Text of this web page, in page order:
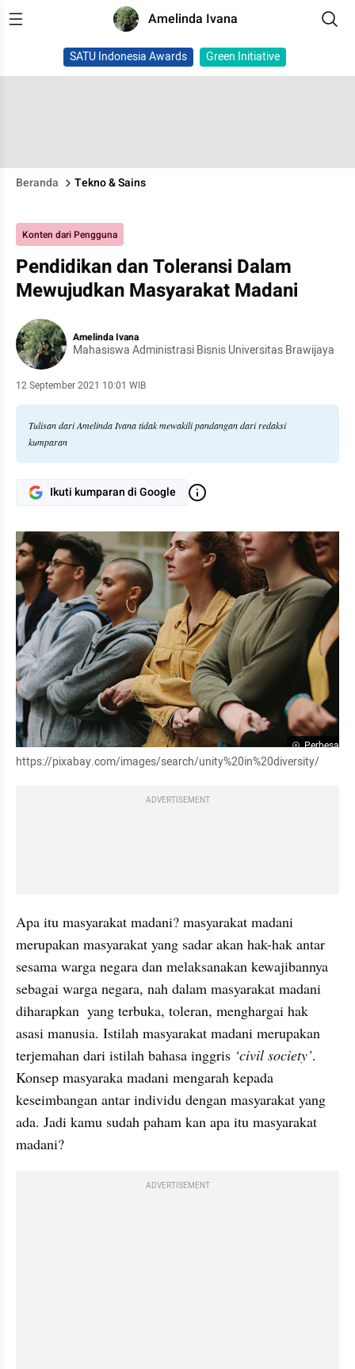
Amelinda Ivana
SATU Indonesia Awards Green Initiative
Beranda Tekno & Sains
Konten dari Pengguna
Pendidikan dan Toleransi Dalam
Mewujudkan Masyarakat Madani
Amelinda Ivana
Mahasiswa Administrasi Bisnis Universitas Brawijaya
12 September 2021 10:01 WIB
Tulisan dari Amelinda Ivana tidak mewakili pandangan dari redaksi
kumparan
Ikuti kumparan di Google
Perbesar
https://pixabay.com/images/search/unity%20in%20diversity/
ADVERTISEMENT
Apa itu masyarakat madani? masyarakat madani
merupakan masyarakat yang sadar akan hak-hak antar
sesama warga negara dan melaksanakan kewajibannya
sebagai warga negara, nah dalam masyarakat madani
diharapkan  yang terbuka, toleran, menghargai hak
asasi manusia. Istilah masyarakat madani merupakan
terjemahan dari istilah bahasa inggris ‘civil society’.
Konsep masyaraka madani mengarah kepada
keseimbangan antar individu dengan masyarakat yang
ada. Jadi kamu sudah paham kan apa itu masyarakat
madani?
ADVERTISEMENT